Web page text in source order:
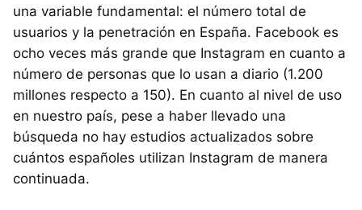
una variable fundamental: el número total de
usuarios y la penetración en España. Facebook es
ocho veces más grande que Instagram en cuanto a
número de personas que lo usan a diario (1.200
millones respecto a 150). En cuanto al nivel de uso
en nuestro país, pese a haber llevado una
búsqueda no hay estudios actualizados sobre
cuántos españoles utilizan Instagram de manera
continuada.